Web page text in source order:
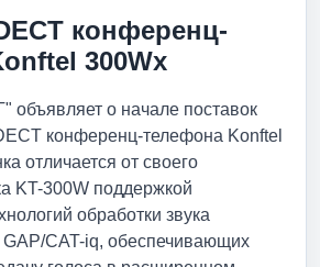
конференц-
300Wx
объявляет о начале поставок
конференц-телефона Konftel
отличается от своего
KT-300W поддержкой
обработки звука
CAT-iq, обеспечивающих